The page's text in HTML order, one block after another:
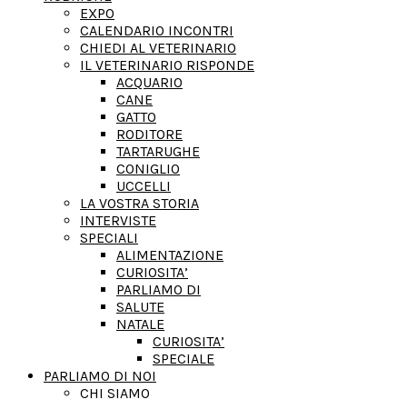
EXPO
CALENDARIO INCONTRI
CHIEDI AL VETERINARIO
IL VETERINARIO RISPONDE
ACQUARIO
CANE
GATTO
RODITORE
TARTARUGHE
CONIGLIO
UCCELLI
LA VOSTRA STORIA
INTERVISTE
SPECIALI
ALIMENTAZIONE
CURIOSITA’
PARLIAMO DI
SALUTE
NATALE
CURIOSITA’
SPECIALE
PARLIAMO DI NOI
CHI SIAMO